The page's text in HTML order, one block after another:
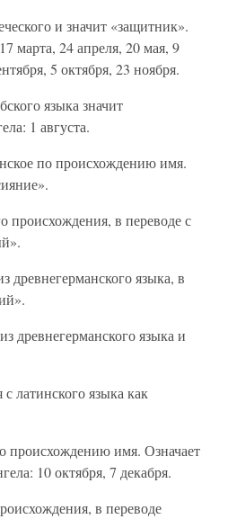
и значит «защитник».
марта, 24 апреля, 20 мая, 9
5 октября, 23 ноября.
языка значит
1 августа.
по происхождению имя.
происхождения, в переводе с
древнегерманского языка, в
древнегерманского языка и
латинского языка как
происхождению имя. Означает
10 октября, 7 декабря.
в переводе